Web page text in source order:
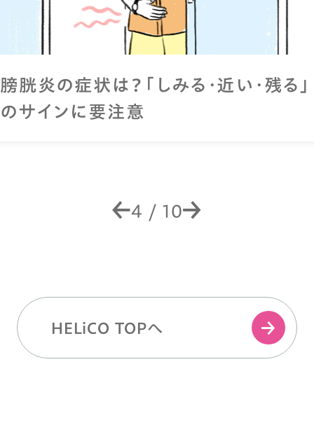
膀胱炎の症状は？「しみる・近い・残る」
のサインに要注意
4 / 10
HELiCO TOPへ